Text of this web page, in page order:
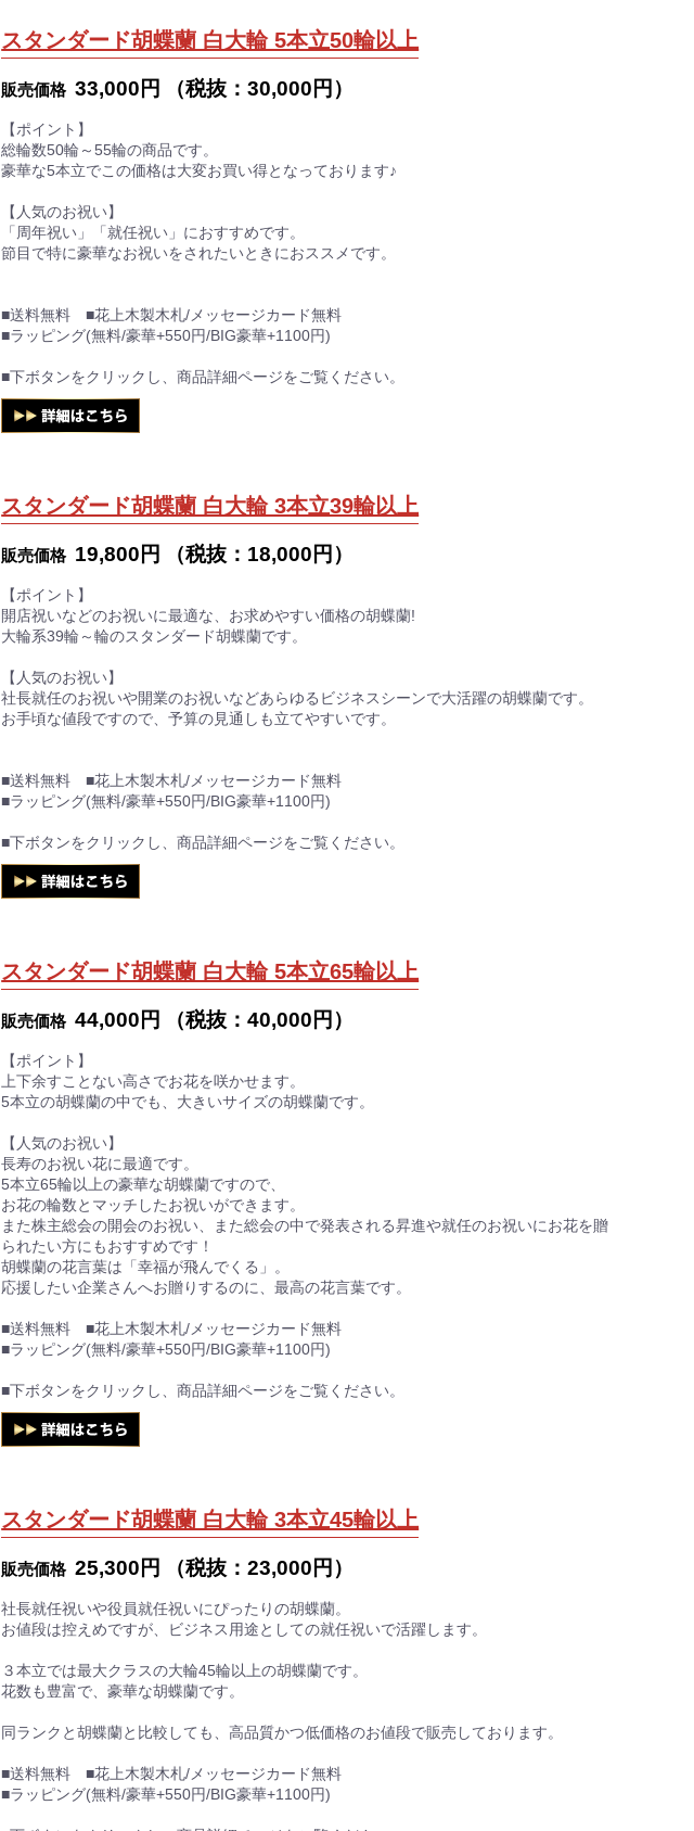
スタンダード胡蝶蘭 白大輪 5本立50輪以上
販売価格 33,000円 （税抜：30,000円 ）
【ポイント】
総輪数50輪～55輪の商品です。
豪華な5本立でこの価格は大変お買い得となっております♪
【人気のお祝い】
「周年祝い」「就任祝い」におすすめです。
節目で特に豪華なお祝いをされたいときにおススメです。
■送料無料 ■花上木製木札/メッセージカード無料
■ラッピング(無料/豪華+550円/BIG豪華+1100円)
■下ボタンをクリックし、商品詳細ページをご覧ください。
スタンダード胡蝶蘭 白大輪 3本立39輪以上
販売価格 19,800円 （税抜： 18,000円 ）
【ポイント】
開店祝いなどのお祝いに最適な、お求めやすい価格の胡蝶蘭!
大輪系39輪～輪のスタンダード胡蝶蘭です。
【人気のお祝い】
社長就任のお祝いや開業のお祝いなどあらゆるビジネスシーンで大活躍の胡蝶蘭です。
お手頃な値段ですので、予算の見通しも立てやすいです。
■送料無料 ■花上木製木札/メッセージカード無料
■ラッピング(無料/豪華+550円/BIG豪華+1100円)
■下ボタンをクリックし、商品詳細ページをご覧ください。
スタンダード胡蝶蘭 白大輪 5本立65輪以上
販売価格 44,000円 （税抜：40,000円 ）
【ポイント】
上下余すことない高さでお花を咲かせます。
5本立の胡蝶蘭の中でも、大きいサイズの胡蝶蘭です。
【人気のお祝い】
長寿のお祝い花に最適です。
5本立65輪以上の豪華な胡蝶蘭ですので、
お花の輪数とマッチしたお祝いができます。
また株主総会の開会のお祝い、また総会の中で発表される昇進や就任のお祝いにお花を贈
られたい方にもおすすめです！
胡蝶蘭の花言葉は「幸福が飛んでくる」。
応援したい企業さんへお贈りするのに、最高の花言葉です。
■送料無料 ■花上木製木札/メッセージカード無料
■ラッピング(無料/豪華+550円/BIG豪華+1100円)
■下ボタンをクリックし、商品詳細ページをご覧ください。
スタンダード胡蝶蘭 白大輪 3本立45輪以上
販売価格 25,300円 （税抜：23,000円 ）
社長就任祝いや役員就任祝いにぴったりの胡蝶蘭。
お値段は控えめですが、ビジネス用途としての就任祝いで活躍します。
３本立では最大クラスの大輪45輪以上の胡蝶蘭です。
花数も豊富で、豪華な胡蝶蘭です。
同ランクと胡蝶蘭と比較しても、高品質かつ低価格のお値段で販売しております。
■送料無料 ■花上木製木札/メッセージカード無料
■ラッピング(無料/豪華+550円/BIG豪華+1100円)